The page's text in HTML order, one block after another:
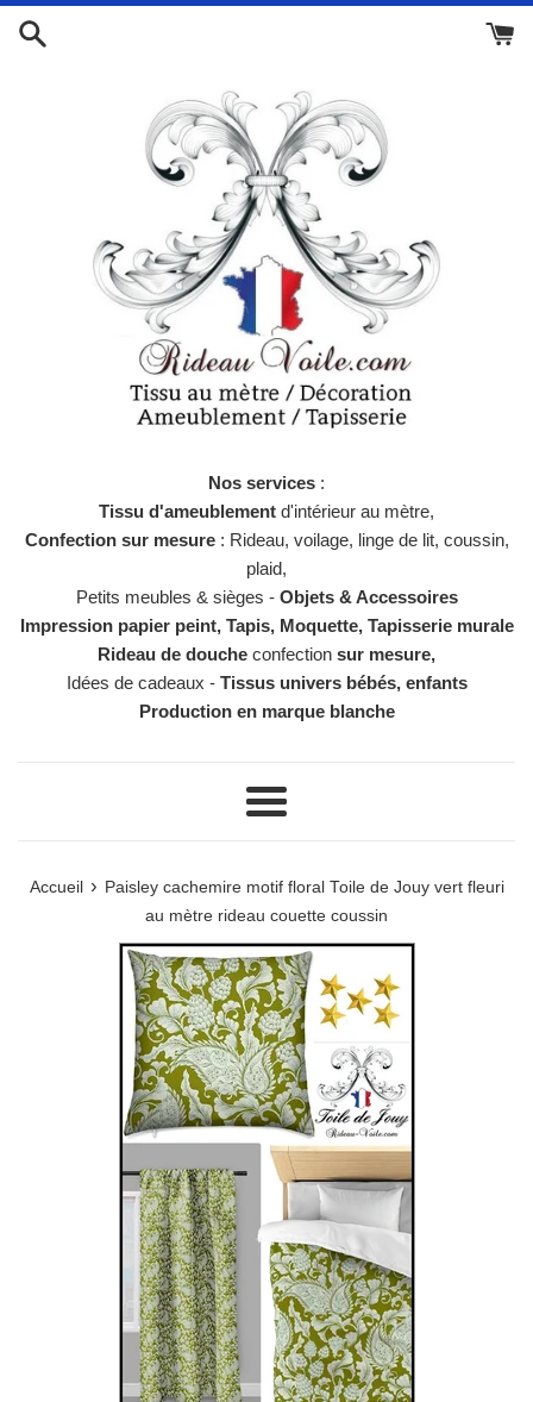
Passer
Nos services :
Tissu d'ameublement d'intérieur au mètre,
Confection sur mesure: Rideau, voilage, linge de lit, coussin,
plaid,
Petits meubles & sièges - Objets & Accessoires
Impression papier peint, Tapis, Moquette, Tapisserie murale
Rideau de douche confection sur mesure,
Idées de cadeaux - Tissus univers bébés, enfants
Production en marque blanche
Menu
Accueil › Paisley cachemire motif floral Toile de Jouy vert fleuri
au mètre rideau couette coussin